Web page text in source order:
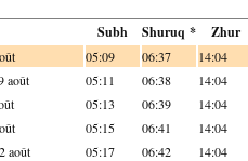
Subh Shuruq * Zhur
05:09 06:37 14:04
août 05:11 06:38 14:04
05:13 06:39 14:04
05:15 06:41 14:04
août 05:17 06:42 14:04